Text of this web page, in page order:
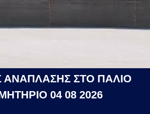
ΑΝΑΠΛΑΣΗΣ ΣΤΟ ΠΑΛΙΟ
04 08 2026